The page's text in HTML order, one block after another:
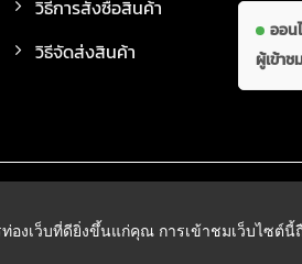
วิธีการสั่งซื้อสินค้า
วิธีจัดส่งสินค้า
ออน
ผู้เข้า
องเว็บที่ดียิ่งขึ้นแก่คุณ การเข้าชมเว็บไซต์นี้